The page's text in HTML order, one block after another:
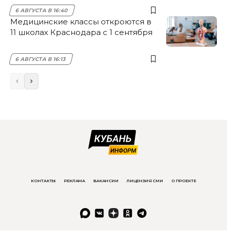
6 АВГУСТА В 16:40
Медицинские классы откроются в
11 школах Краснодара с 1 сентября
6 АВГУСТА В 16:13
КОНТАКТЫ РЕКЛАМА ВАКАНСИИ ЛИЦЕНЗИЯ СМИ О ПРОЕКТЕ